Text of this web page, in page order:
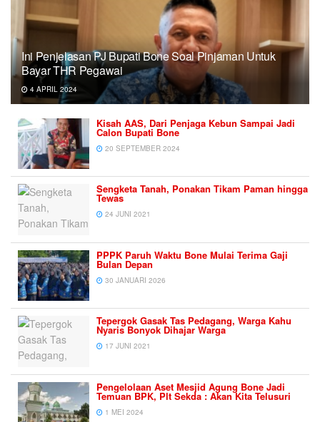
Ini Penjelasan PJ Bupati Bone Soal Pinjaman Untuk
Bayar THR Pegawai
4 APRIL 2024
Kisah AAS, Dari Penjaga Kebun Sampai Jadi
Calon Bupati Bone
20 SEPTEMBER 2024
Sengketa Tanah, Ponakan Tikam Paman hingga
Tewas
24 JUNI 2021
PPPK Paruh Waktu Bone Mulai Terima Gaji
Bulan Depan
30 JANUARI 2026
Tepergok Gasak Tas Pedagang, Warga Kahu
Nyaris Bonyok Dihajar Warga
17 JUNI 2021
Pengelolaan Aset Mesjid Agung Bone Jadi
Temuan BPK, Plt Sekda : Akan Kita Telusuri
1 MEI 2024